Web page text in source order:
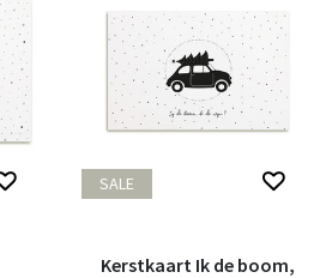
SALE
Kerstkaart Ik de boom,